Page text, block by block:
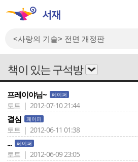
책이 있는 구석방
프레이야님~ 페이퍼
토트 | 2012-07-10 21:44
결심 페이퍼
토트 | 2012-06-11 01:38
... 페이퍼
토트 | 2012-06-09 23:05